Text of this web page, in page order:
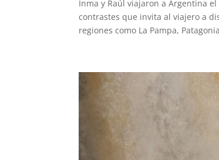
Inma y Raúl viajaron a Argentina
contrastes que invita al viajero a
regiones como La Pampa,